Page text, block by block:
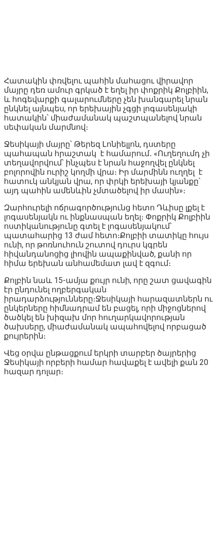
Հատակին փռվելու պահին մահացու վիրավոր
մայրը դեռ ամուր գրկած է եղել իր փոքրիկ Քոլբիին,
և հոգեվարքի գալարումները չեն խանգարել նրան
ընկնել այնպես, որ երեխային չգցի լոգասենյակի
հատակին՝ միաժամանակ պաշտպանելով նրան
սեփական մարմնով։
Ջեսիկայի մայրը՝ Թերեզ Լոնիելլոն, դստերը
պահապան հրաշտակ է համարում․ «Ուղեղումդ չի
տեղավորվում՝ ինչպես է նրան հաջողվել ընկնել
բոլորովին ուրիշ կողմի վրա։ Իր մարմինն ուղղել է
հատուկ անկյան վրա, որ փրկի երեխայի կյանքը՝
այդ պահին ամենևին չմտածելով իր մասին»։
Զարհուրելի ոճրագործությունց հետո Դևիսը լքել է
լոգասենյակն ու ինքնասպան եղել։ Փոքրիկ Քոլբիին
ոստիկանությունը գտել է լոգասենյակում՝
պատահարից 13 ժամ հետո։Քոլբիի տատիկը հույս
ունի, որ թոռնուհուն շուտով դուրս կգրեն
հիվանդանոցից լիովին ապաքինված, քանի որ
հիմա երեխան անհամեմատ լավ է զգում։
Քոլբին նաև 15-ամյա քույր ունի, որը շատ ցավագին
էր ընդունել ողբերգական
իրադարձությունները։Ջեսիկայի հարազատներն ու
ընկերները հիմնադրամ են բացել, որի միջոցներով
ծածկել են խիզախ մոր հուղարկավորության
ծախսերը, միաժամանակ ապահովելով որբացած
քույրերին։
Վեց օրվա ընթացքում երկրի տարբեր ծայրերից
Ջեսիկայի որբերի համար հավաքել է ավելի քան 20
հազար դոլար։